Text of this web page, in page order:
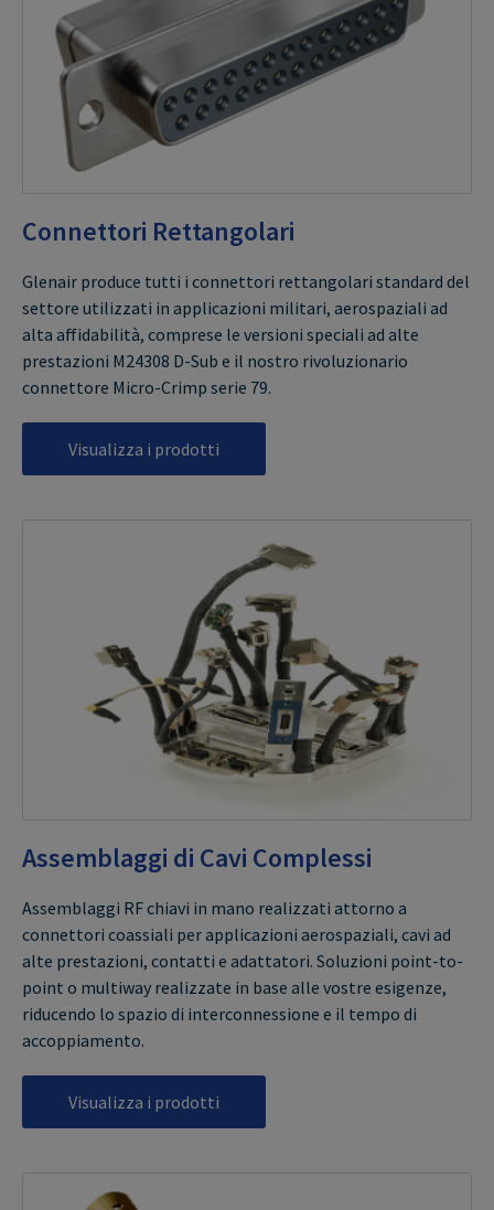
Connettori Rettangolari
Glenair produce tutti i connettori rettangolari standard del
settore utilizzati in applicazioni militari, aerospaziali ad
alta affidabilità, comprese le versioni speciali ad alte
prestazioni M24308 D-Sub e il nostro rivoluzionario
connettore Micro-Crimp serie 79.
Visualizza i prodotti
Assemblaggi di Cavi Complessi
Assemblaggi RF chiavi in mano realizzati attorno a
connettori coassiali per applicazioni aerospaziali, cavi ad
alte prestazioni, contatti e adattatori. Soluzioni point-to-
point o multiway realizzate in base alle vostre esigenze,
riducendo lo spazio di interconnessione e il tempo di
accoppiamento.
Visualizza i prodotti